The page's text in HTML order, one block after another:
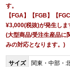
す。
【FGA】【FGB】【
¥3,000(税抜)が発生しま
(大型商品/受注生産品に
みの対応となります。)
サイズ 関東・中部・